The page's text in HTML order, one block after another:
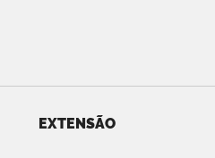
EXTENSÃO